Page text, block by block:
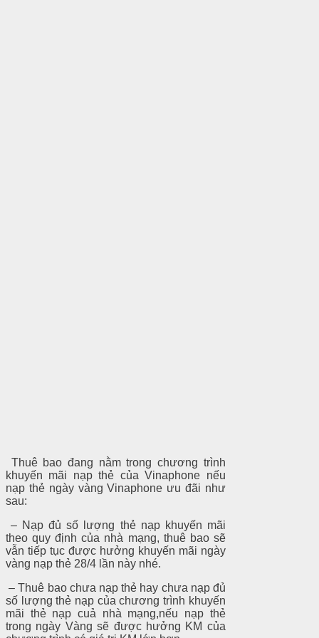
Thuê bao đang nằm trong chương trình
khuyến mãi nạp thẻ của Vinaphone nếu
nạp thẻ ngày vàng Vinaphone ưu đãi như
sau:
– Nạp đủ số lượng thẻ nạp khuyến mãi
theo quy định của nhà mạng, thuê bao sẽ
vẫn tiếp tục được hưởng khuyến mãi ngày
vàng nạp thẻ 28/4 lần này nhé.
– Thuê bao chưa nạp thẻ hay chưa nạp đủ
số lượng thẻ nạp của chương trình khuyến
mãi thẻ nạp cuả nhà mạng,nếu nạp thẻ
trong ngày Vàng sẽ được hưởng KM của